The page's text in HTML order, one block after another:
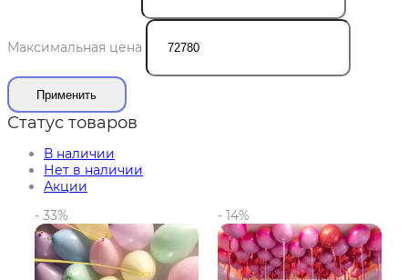
Максимальная цена
Применить
Статус товаров
В наличии
Нет в наличии
Акции
- 33%
- 14%